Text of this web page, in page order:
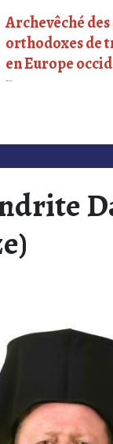
Archevêché
orthodoxes de
en Europe